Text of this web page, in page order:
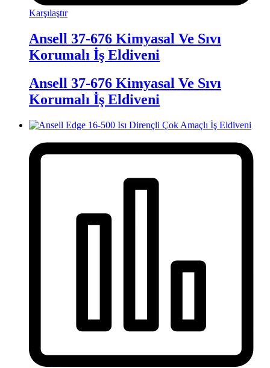
Karşılaştır
Ansell 37-676 Kimyasal Ve Sıvı
Korumalı İş Eldiveni
Ansell 37-676 Kimyasal Ve Sıvı
Korumalı İş Eldiveni